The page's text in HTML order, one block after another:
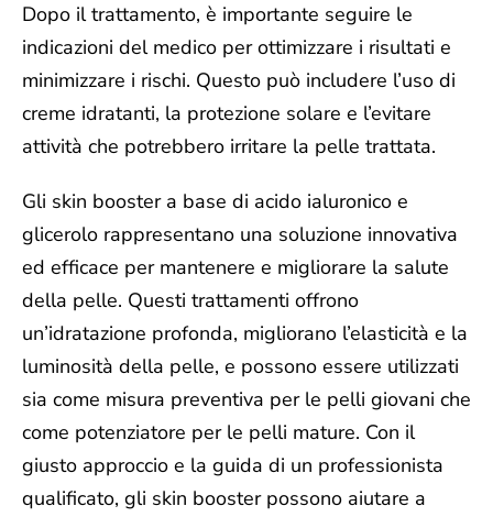
Dopo il trattamento, è importante seguire le
indicazioni del medico per ottimizzare i risultati e
minimizzare i rischi. Questo può includere l’uso di
creme idratanti, la protezione solare e l’evitare
attività che potrebbero irritare la pelle trattata.
Gli skin booster a base di acido ialuronico e
glicerolo rappresentano una soluzione innovativa
ed efficace per mantenere e migliorare la salute
della pelle. Questi trattamenti offrono
un’idratazione profonda, migliorano l’elasticità e la
luminosità della pelle, e possono essere utilizzati
sia come misura preventiva per le pelli giovani che
come potenziatore per le pelli mature. Con il
giusto approccio e la guida di un professionista
qualificato, gli skin booster possono aiutare a